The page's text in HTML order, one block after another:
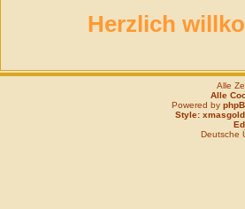
Herzlich
Alle
Alle
Powered by
Style: xmasgold
Deutsche